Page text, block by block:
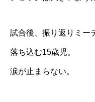
試合後、振り返りミー
落ち込む15歳児。
涙が止まらない。